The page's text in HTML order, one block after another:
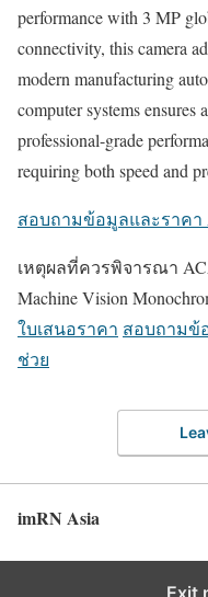
performance with 3 MP
connectivity, this camera
modern manufacturing
computer systems
professional-grade
requiring both speed and
สอบถามข้อมูลและราคา
เหตุผลที่ควรพิจารณา
Machine Vision
ใบเสนอราคา สอบถามข้
ช่วย
imRN Asia
Exit